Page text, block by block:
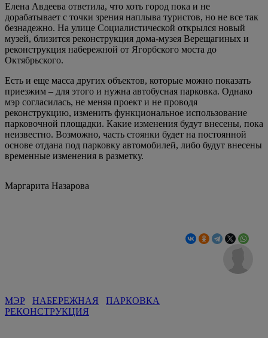
Елена Авдеева ответила, что хоть город пока и не
дорабатывает с точки зрения наплыва туристов, но не все так
безнадежно. На улице Социалистической открылся новый
музей, близится реконструкция дома-музея Верещагиных и
реконструкция набережной от Ягорбского моста до
Октябрьского.
Есть и еще масса других объектов, которые можно показать
приезжим – для этого и нужна автобусная парковка. Однако
мэр согласилась, не меняя проект и не проводя
реконструкцию, изменить функциональное использование
парковочной площадки. Какие изменения будут внесены, пока
неизвестно. Возможно, часть стоянки будет на постоянной
основе отдана под парковку автомобилей, либо будут внесены
временные изменения в разметку.
Маргарита Назарова
МЭР НАБЕРЕЖНАЯ
ПАРКОВКА
РЕКОНСТРУКЦИЯ